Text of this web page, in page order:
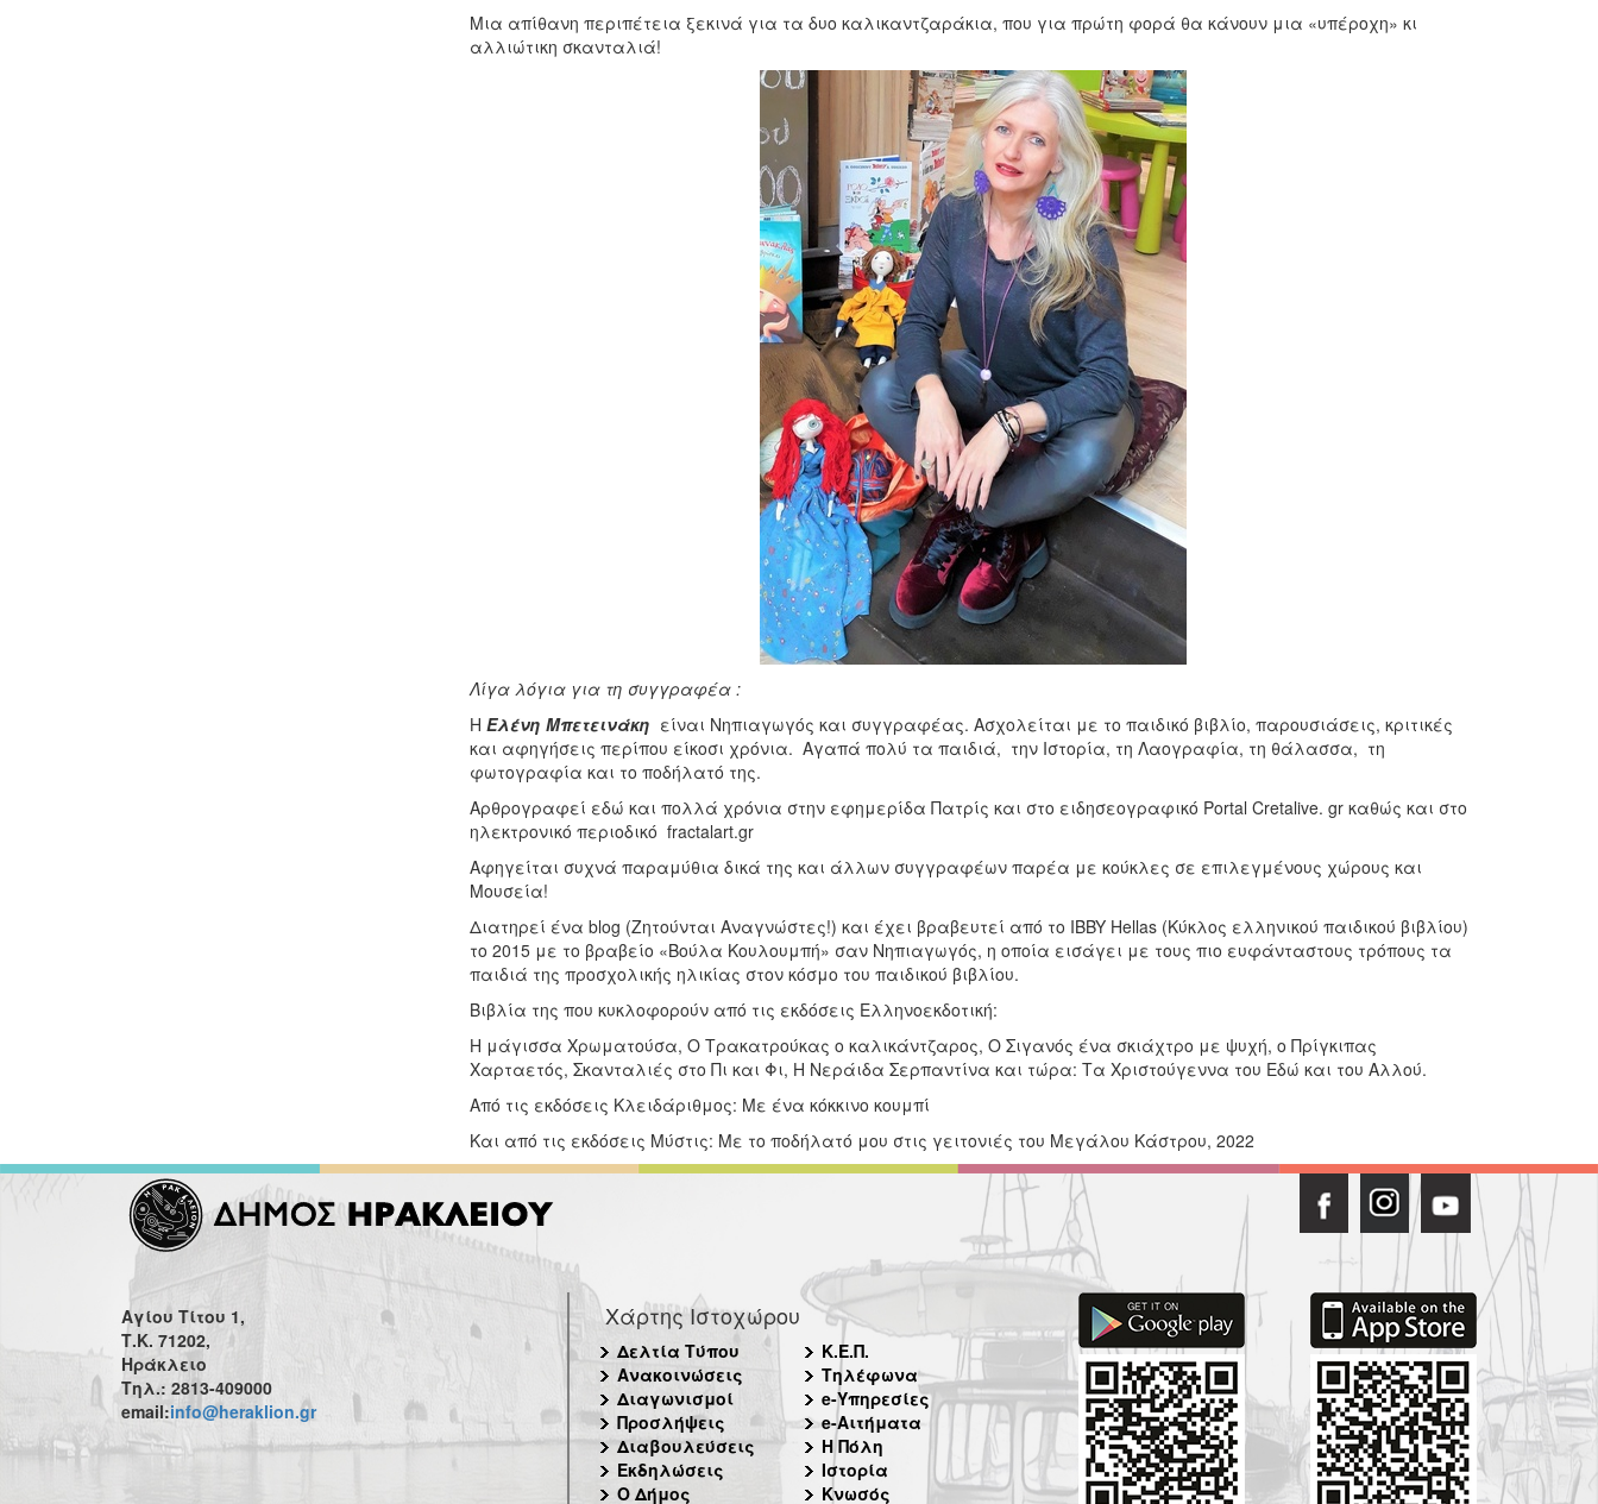
Μια απίθανη περιπέτεια ξεκινά για τα δυο καλικαντζαράκια, που για πρώτη φορά θα κάνουν μια «υπέροχη» κι
αλλιώτικη σκανταλιά!
Λίγα λόγια για τη συγγραφέα :
Η Ελένη Μπετεινάκη είναι Νηπιαγωγός και συγγραφέας. Ασχολείται με το παιδικό βιβλίο, παρουσιάσεις, κριτικές
και αφηγήσεις περίπου είκοσι χρόνια. Αγαπά πολύ τα παιδιά, την Ιστορία, τη Λαογραφία, τη θάλασσα, τη
φωτογραφία και το ποδήλατό της.
Αρθρογραφεί εδώ και πολλά χρόνια στην εφημερίδα Πατρίς και στο ειδησεογραφικό Portal Cretalive. gr καθώς και στο
ηλεκτρονικό περιοδικό fractalart.gr
Αφηγείται συχνά παραμύθια δικά της και άλλων συγγραφέων παρέα με κούκλες σε επιλεγμένους χώρους και
Μουσεία!
Διατηρεί ένα blog (Ζητούνται Αναγνώστες!) και έχει βραβευτεί από το IBBY Hellas (Κύκλος ελληνικού παιδικού βιβλίου)
το 2015 με το βραβείο «Βούλα Κουλουμπή» σαν Νηπιαγωγός, η οποία εισάγει με τους πιο ευφάνταστους τρόπους τα
παιδιά της προσχολικής ηλικίας στον κόσμο του παιδικού βιβλίου.
Βιβλία της που κυκλοφορούν από τις εκδόσεις Ελληνοεκδοτική:
Η μάγισσα Χρωματούσα, Ο Τρακατρούκας ο καλικάντζαρος, Ο Σιγανός ένα σκιάχτρο με ψυχή, ο Πρίγκιπας
Χαρταετός, Σκανταλιές στο Πι και Φι, Η Νεράιδα Σερπαντίνα και τώρα: Τα Χριστούγεννα του Εδώ και του Αλλού.
Από τις εκδόσεις Κλειδάριθμος: Με ένα κόκκινο κουμπί
Και από τις εκδόσεις Μύστις: Με το ποδήλατό μου στις γειτονιές του Μεγάλου Κάστρου, 2022
Αγίου Τίτου 1,
Τ.Κ. 71202,
Ηράκλειο
Τηλ.: 2813-409000
email:info@heraklion.gr
Χάρτης Ιστοχώρου
Δελτία Τύπου
Ανακοινώσεις
Διαγωνισμοί
Προσλήψεις
Διαβουλεύσεις
Εκδηλώσεις
Ο Δήμος
Κ.Ε.Π.
Τηλέφωνα
e-Υπηρεσίες
e-Αιτήματα
Η Πόλη
Ιστορία
Κνωσός